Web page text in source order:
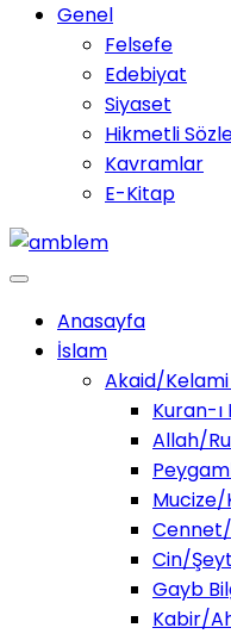
Genel
Felsefe
Edebiyat
Siyaset
Hikmetli
Kavramlar
E-Kitap
Anasayfa
İslam
Akaid/
Kuran-ı
Allah/
Cin/
Gayb
Kabir/